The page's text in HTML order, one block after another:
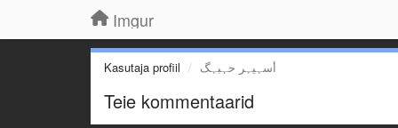
Imgur
Kasutaja profiil أسہيہر حہبہگ
Teie kommentaarid